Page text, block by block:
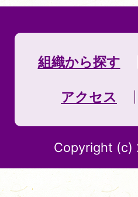
組織から探す
アクセス
Copyright (c)